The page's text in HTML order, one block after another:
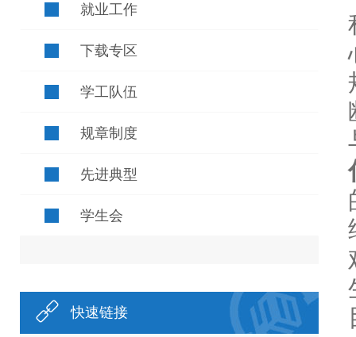
就业工作
下载专区
学工队伍
规章制度
先进典型
学生会
快速链接